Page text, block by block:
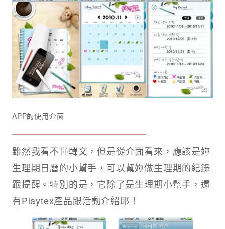
APP的使用介面
雖然我看不懂韓文，但是從介面看來，應該是妳
生理期日曆的小幫手，可以幫妳做生理期的紀錄
跟提醒。特別的是，它除了是生理期小幫手，還
有Playtex產品跟活動介紹耶！